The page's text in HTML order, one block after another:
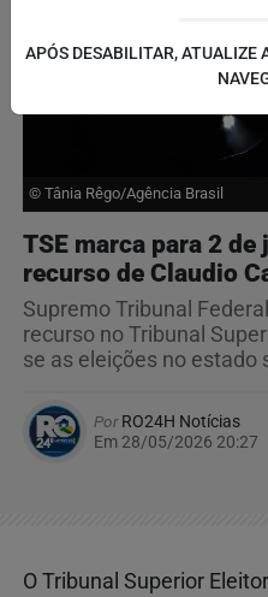
© Tânia Rêgo/Agência Brasil
TSE marca para 2
recurso de Claudio
Supremo Tribunal
recurso no Tribunal
se as eleições no estado
PorRO24H Notícias
Em 28/05/2026 20:27
O Tribunal Superior
APÓS DESABILITAR, ATUALIZE